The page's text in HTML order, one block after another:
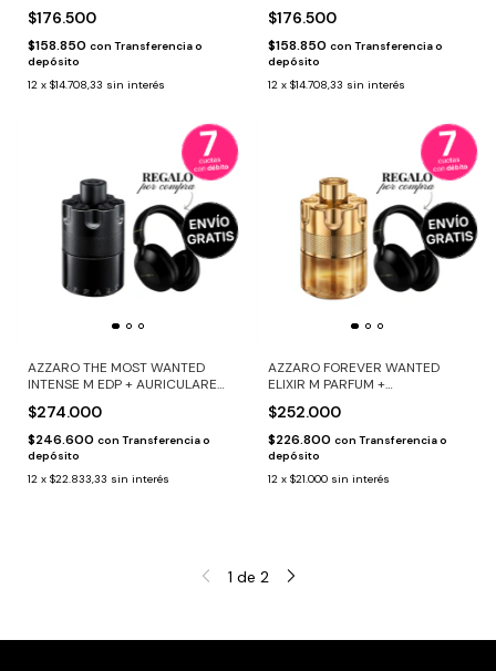
$176.500
$158.850 con Transferencia o
depósito
12 x $14.708,33 sin interés
$176.500
$158.850 con Transferencia o
depósito
12 x $14.708,33 sin interés
AZZARO THE MOST WANTED
INTENSE M EDP + AURICULARES
$274.000
$246.600 con Transferencia o
depósito
12 x $22.833,33 sin interés
AZZARO FOREVER WANTED
ELIXIR M PARFUM +
$252.000
$226.800 con Transferencia o
depósito
12 x $21.000 sin interés
1 de 2